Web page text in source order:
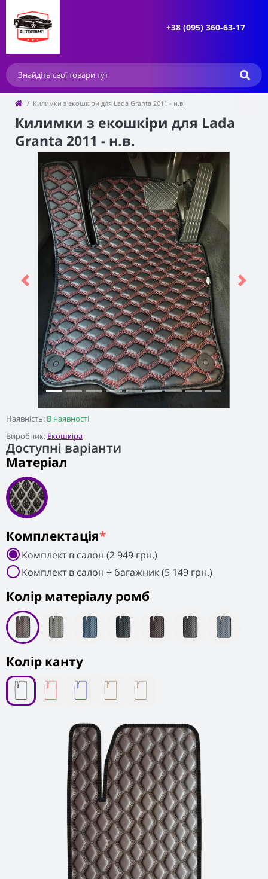
+38 (095) 360-63-17
Килимки з екошкіри для Lada Granta 2011 - н.в.
Килимки з екошкіри для Lada
Granta 2011 - н.в.
Наявність: В наявності
Виробник: Екошкіра
Previous Next
Доступні варіанти
Матеріал
Колiр матеріалу ромб
Колір канту
Комплектація*
Комплект в салон (2 949 грн.)
Комплект в салон + багажник (5 149 грн.)